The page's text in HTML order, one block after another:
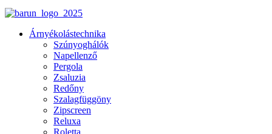
Árnyékolástechnika
Szúnyoghálók
Napellenző
Pergola
Zsaluzia
Redőny
Szalagfüggöny
Zipscreen
Reluxa
Roletta